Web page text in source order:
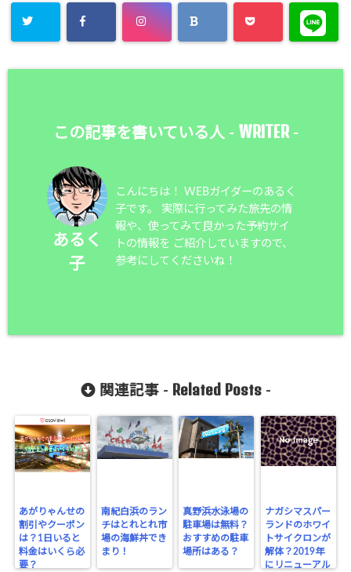
この記事を書いている人 - WRITER-
あるく
子
こんにちは！ WEBガイダーのあるく
子です。 実際に行ってみた旅先の情
報や、使ってみて良かった予約サイ
トの情報を ご紹介していますので、
参考にしてくださいね！
関連記事 - Related Posts-
あがりゃんせの
割引やクーポン
は？1日いると
料金はいくら必
要？
南紀白浜のラン
チはとれとれ市
場の海鮮丼でき
まり！
真野浜水泳場の
駐車場は無料？
おすすめの駐車
場所はある？
ナガシマスパー
ランドのホワイ
トサイクロンが
解体？2019年
にリニューアル